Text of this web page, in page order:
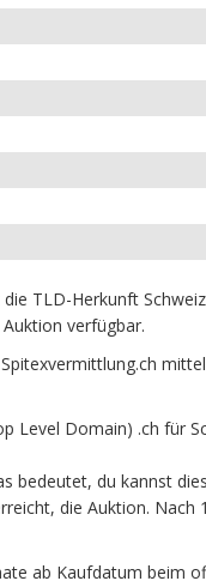
TLD-Herkunft
verfügbar.
Level Domain) .ch für
bedeutet, du kannst
die Auktion.
ab Kaufdatum beim